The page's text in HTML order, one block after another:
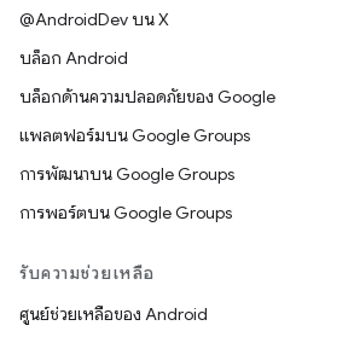
@AndroidDev บน X
บล็อก Android
บล็อกด้านความปลอดภัยของ Google
แพลตฟอร์มบน Google Groups
การพัฒนาบน Google Groups
การพอร์ตบน Google Groups
รับความช่วยเหลือ
ศูนย์ช่วยเหลือของ Android